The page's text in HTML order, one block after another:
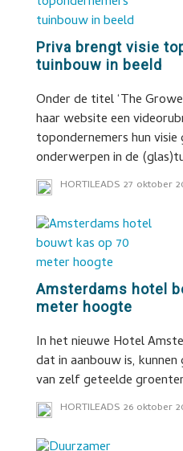
Priva brengt visie
tuinbouw in beeld
Onder de titel ‘The
haar website een
topondernemers hun
onderwerpen in de
HORTILEADS 27 oktober
Amsterdams hotel
meter hoogte
In het nieuwe Hotel
dat in aanbouw is,
van zelf geteelde
HORTILEADS 26 oktober